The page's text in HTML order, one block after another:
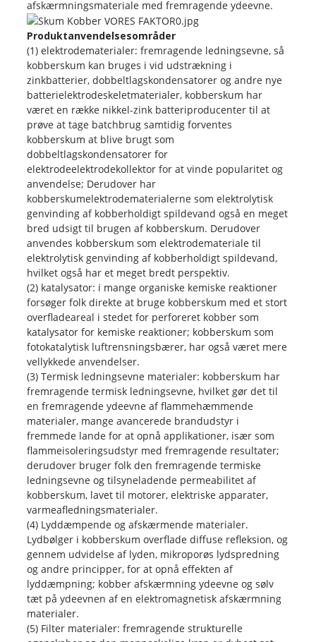
afskærmningsmateriale med fremragende ydeevne.
Produktanvendelsesområder
(1) elektrodematerialer: fremragende ledningsevne, så
kobberskum kan bruges i vid udstrækning i
zinkbatterier, dobbeltlagskondensatorer og andre nye
batterielektrodeskeletmaterialer, kobberskum har
været en række nikkel-zink batteriproducenter til at
prøve at tage batchbrug samtidig forventes
kobberskum at blive brugt som
dobbeltlagskondensatorer for
elektrodeelektrodekollektor for at vinde popularitet og
anvendelse; Derudover har
kobberskumelektrodematerialerne som elektrolytisk
genvinding af kobberholdigt spildevand også en meget
bred udsigt til brugen af ​​kobberskum. Derudover
anvendes kobberskum som elektrodemateriale til
elektrolytisk genvinding af kobberholdigt spildevand,
hvilket også har et meget bredt perspektiv.
(2) katalysator: i mange organiske kemiske reaktioner
forsøger folk direkte at bruge kobberskum med et stort
overfladeareal i stedet for perforeret kobber som
katalysator for kemiske reaktioner; kobberskum som
fotokatalytisk luftrensningsbærer, har også været mere
vellykkede anvendelser.
(3) Termisk ledningsevne materialer: kobberskum har
fremragende termisk ledningsevne, hvilket gør det til
en fremragende ydeevne af flammehæmmende
materialer, mange avancerede brandudstyr i
fremmede lande for at opnå applikationer, især som
flammeisoleringsudstyr med fremragende resultater;
derudover bruger folk den fremragende termiske
ledningsevne og tilsyneladende permeabilitet af
kobberskum, lavet til motorer, elektriske apparater,
varmeafledningsmaterialer.
(4) Lyddæmpende og afskærmende materialer.
Lydbølger i kobberskum overflade diffuse refleksion, og
gennem udvidelse af lyden, mikroporøs lydspredning
og andre principper, for at opnå effekten af ​​
lyddæmpning; kobber afskærmning ydeevne og sølv
tæt på ydeevnen af ​​en elektromagnetisk afskærmning
materialer.
(5) Filter materialer: fremragende strukturelle